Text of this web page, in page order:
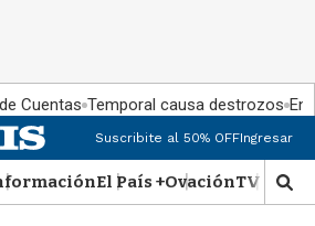
Cuentas Temporal causa destrozos En
Suscribite al 50% OFFIngresar
El País +OvaciónTV Show
M
o